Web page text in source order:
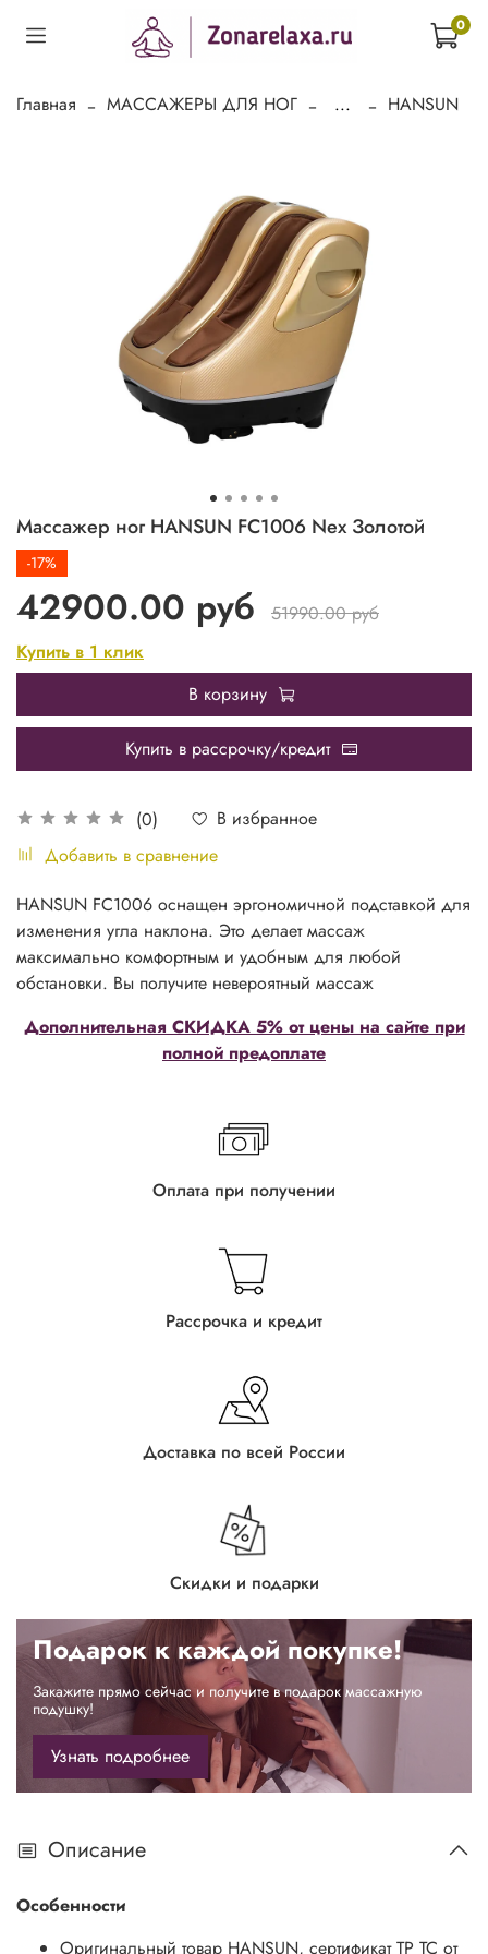
0
Главная МАССАЖЕРЫ ДЛЯ НОГ ... HANSUN
Массажер ног HANSUN FC1006 Nex Золотой
(0)
В избранное
Добавить в сравнение
-17%
42900.00 руб
51990.00 руб
Купить в 1 клик
В корзину
Купить в рассрочку/кредит
Дополнительная СКИДКА 5% от цены на сайте при
полной предоплате
HANSUN FC1006 оснащен эргономичной подставкой для
изменения угла наклона. Это делает массаж
максимально комфортным и удобным для любой
обстановки. Вы получите невероятный массаж
Оплата при получении
Рассрочка и кредит
Доставка по всей России
Скидки и подарки
Подарок к каждой покупке!
Закажите прямо сейчас и получите в подарок массажную
подушку!
Узнать подробнее
Описание
Особенности
Оригинальный товар HANSUN, сертификат ТР ТС от